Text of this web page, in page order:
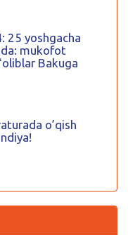
25 yoshgacha
mukofot
Bakuga
o’qish